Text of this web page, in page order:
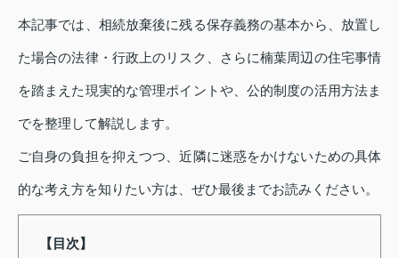
本記事では、相続放棄後に残る保存義務の基本から、放置し
た場合の法律・行政上のリスク、さらに楠葉周辺の住宅事情
を踏まえた現実的な管理ポイントや、公的制度の活用方法ま
でを整理して解説します。
ご自身の負担を抑えつつ、近隣に迷惑をかけないための具体
的な考え方を知りたい方は、ぜひ最後までお読みください。
【目次】